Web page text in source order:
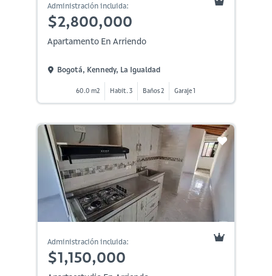
Administración incluida:
$2,800,000
Apartamento En Arriendo
Bogotá, Kennedy, La Igualdad
60.0 m2 Habit. 3 Baños 2 Garaje 1
Administración incluida:
$1,150,000